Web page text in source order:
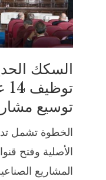
السكك
توسيع
الخطوة تشمل
الأصلية وفتح
المشاريع